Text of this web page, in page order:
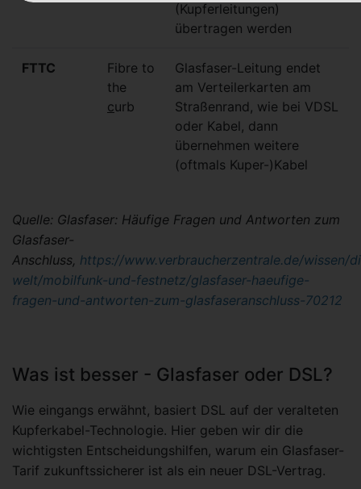
(Kupferleitungen)
übertragen werden
FTTC
Fibre to
the
curb
Glasfaser-Leitung endet
am Verteilerkarten am
Straßenrand, wie bei VDSL
oder Kabel, dann
übernehmen weitere
(oftmals Kuper-)Kabel
Quelle: Glasfaser: Häufige Fragen und Antworten zum
Glasfaser-
Anschluss, https://www.verbraucherzentrale.de/wissen/
welt/mobilfunk-und-festnetz/glasfaser-haeufige-
fragen-und-antworten-zum-glasfaseranschluss-70212
Was ist besser - Glasfaser oder DSL?
Wie eingangs erwähnt, basiert DSL auf der veralteten
Kupferkabel-Technologie. Hier geben wir dir die
wichtigsten Entscheidungshilfen, warum ein Glasfaser-
Tarif zukunftssicherer ist als ein neuer DSL-Vertrag.